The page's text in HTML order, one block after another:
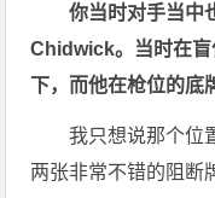
你当时对手当中
Chidwick。当时在
下，而他在枪位的底
我只想说那个位
两张非常不错的阻断